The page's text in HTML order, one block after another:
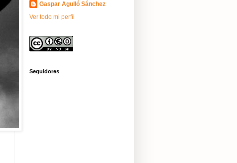
Gaspar Agulló Sánchez
Ver todo mi perfil
Seguidores